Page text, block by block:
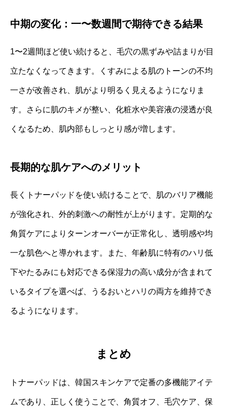
中期の変化：一〜数週間で期待できる結果
1〜2週間ほど使い続けると、毛穴の黒ずみや詰まりが目
立たなくなってきます。くすみによる肌のトーンの不均
一さが改善され、肌がより明るく見えるようになりま
す。さらに肌のキメが整い、化粧水や美容液の浸透が良
くなるため、肌内部もしっとり感が増します。
長期的な肌ケアへのメリット
長くトナーパッドを使い続けることで、肌のバリア機能
が強化され、外的刺激への耐性が上がります。定期的な
角質ケアによりターンオーバーが正常化し、透明感や均
一な肌色へと導かれます。また、年齢肌に特有のハリ低
下やたるみにも対応できる保湿力の高い成分が含まれて
いるタイプを選べば、うるおいとハリの両方を維持でき
るようになります。
まとめ
トナーパッドは、韓国スキンケアで定番の多機能アイテ
ムであり、正しく使うことで、角質オフ、毛穴ケア、保